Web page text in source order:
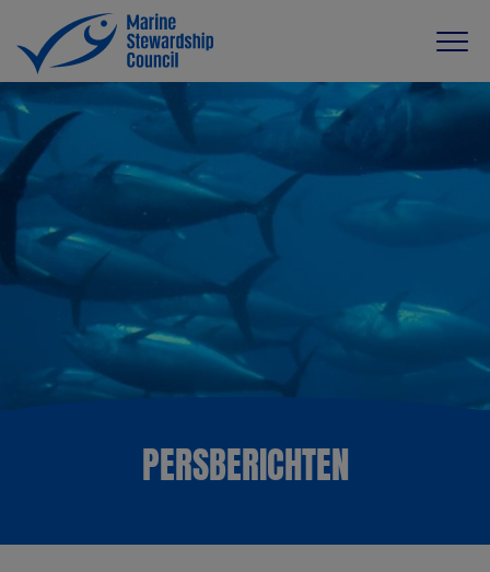
PERSBERICHTEN